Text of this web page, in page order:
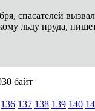
спасателей
льду пруда,
байт
136 137 138 139 140